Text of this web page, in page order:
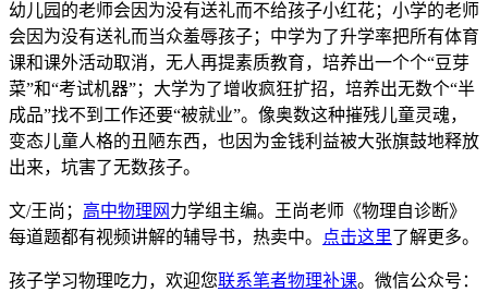
幼儿园的老师会因为没有送礼而不给孩子小红花；小学的老师
会因为没有送礼而当众羞辱孩子；中学为了升学率把所有体育
课和课外活动取消，无人再提素质教育，培养出一个个“豆芽
菜”和“考试机器”；大学为了增收疯狂扩招，培养出无数个“半
成品”找不到工作还要“被就业”。像奥数这种摧残儿童灵魂，
变态儿童人格的丑陋东西，也因为金钱利益被大张旗鼓地释放
出来，坑害了无数孩子。
文/王尚； 高中物理网 力学组主编。王尚老师《物理自诊断》
每道题都有视频讲解的辅导书，热卖中。
点击这里了解更多。
孩子学习物理吃力，欢迎您联系笔者物理补课。微信公众号：